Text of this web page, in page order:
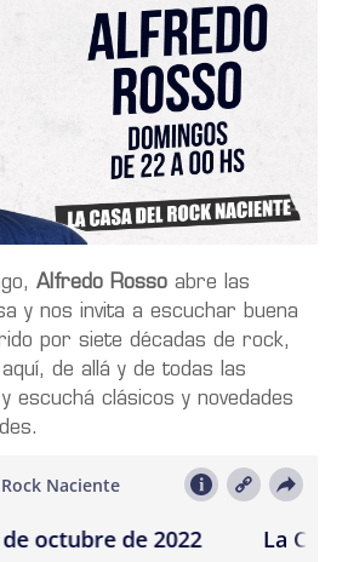
Alfredo Rosso abre las
y nos invita a escuchar buena
por siete décadas de rock,
de allá y de todas las
escuchá clásicos y novedades